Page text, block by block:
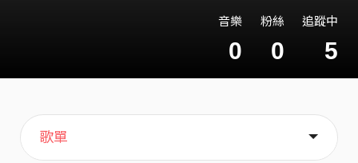
音樂
0
粉絲
0
追蹤中
5
主頁
歌單
喜歡
關於